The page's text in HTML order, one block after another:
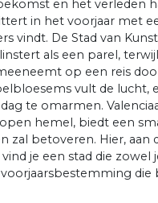
en het verleden
in het voorjaar met
vindt. De Stad van
als een parel,
op een reis
vult de lucht,
te omarmen.
hemel, biedt een
zal betoveren. Hier, aan
je een stad die zowel
die